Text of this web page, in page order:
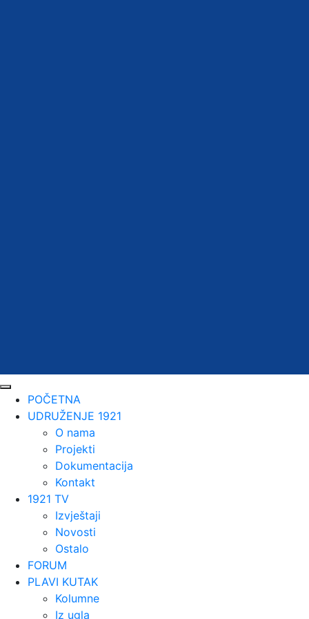
POČETNA
UDRUŽENJE 1921
O nama
Projekti
Dokumentacija
Kontakt
1921 TV
Izvještaji
Novosti
Ostalo
FORUM
PLAVI KUTAK
Kolumne
Iz ugla